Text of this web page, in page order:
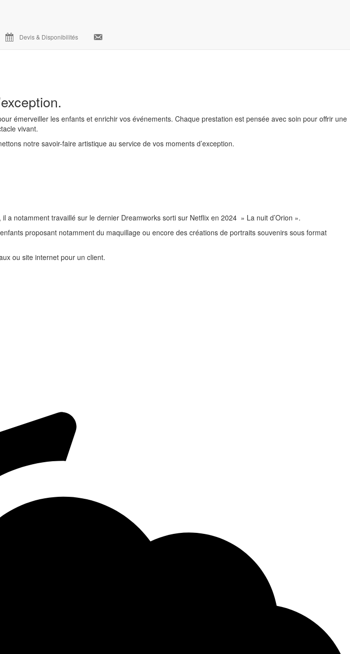
Devis & Disponibilités
émerveiller les enfants et enrichir vos événements. Chaque prestation est pensée avec soin pour offrir une
vivant.
notre savoir-faire artistique au service de vos moments d’exception.
notamment travaillé sur le dernier Dreamworks sorti sur Netflix en 2024 » La nuit d’Orion ».
proposant notamment du maquillage ou encore des créations de portraits souvenirs sous format
ou site internet pour un client.